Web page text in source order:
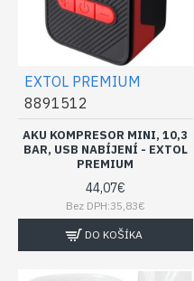
EXTOL PREMIUM
8891512
AKU KOMPRESOR MINI, 10,3
BAR, USB NABÍJENÍ - EXTOL
PREMIUM
44,07€
Bez DPH:35,83€
DO KOŠÍKA